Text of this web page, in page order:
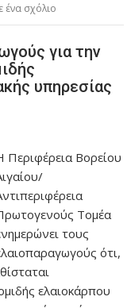
ένα σχόλιο
για την
υπηρεσίας
Περιφέρεια Βορείου
Τομέα
τους
ότι,
ελαιοκάρπου